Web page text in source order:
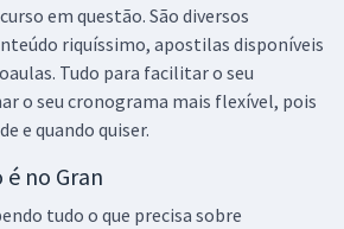
em questão. São diversos
riquíssimo, apostilas disponíveis
Tudo para facilitar o seu
o seu cronograma mais flexível, pois
e quando quiser.
no Gran
tudo o que precisa sobre